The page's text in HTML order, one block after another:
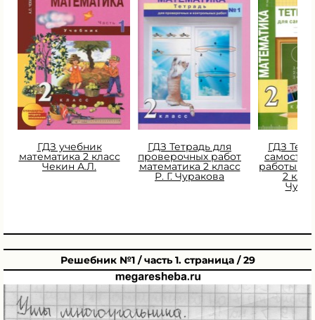
ГДЗ учебник
математика 2 класс
Чекин А.Л.
ГДЗ Тетрадь для
проверочных работ
математика 2 класс
Р. Г. Чуракова
ГДЗ
работы
2
Решебник №1 / часть 1. страница / 29